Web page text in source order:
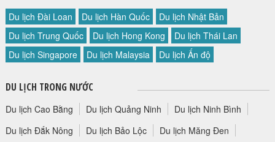
Du lịch Đài Loan Du lịch Hàn Quốc
Du lịch Nhật Bản
Du lịch Trung Quốc
Du lịch Hong Kong
Du lịch Thái Lan
Du lịch Singapore
Du lịch Malaysia Du lịch Ấn độ
DU LỊCH TRONG NƯỚC
Du lịch Cao Bằng Du lịch Quảng Ninh
Du lịch Ninh Bình
Du lịch Đắk Nông
Du lịch Bảo Lộc
Du lịch Măng Đen